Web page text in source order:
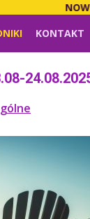
NOWOŚĆ!
KONTAKT